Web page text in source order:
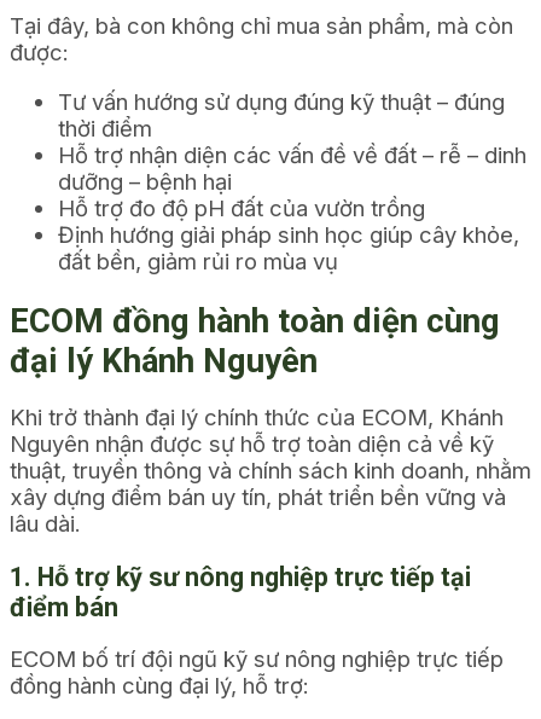
Tại đây, bà con không chỉ mua sản phẩm, mà còn
được:
Tư vấn hướng sử dụng đúng kỹ thuật – đúng
thời điểm
Hỗ trợ nhận diện các vấn đề về đất – rễ – dinh
dưỡng – bệnh hại
Hỗ trợ đo độ pH đất của vườn trồng
Định hướng giải pháp sinh học giúp cây khỏe,
đất bền, giảm rủi ro mùa vụ
ECOM đồng hành toàn diện cùng
đại lý Khánh Nguyên
Khi trở thành đại lý chính thức của ECOM, Khánh
Nguyên nhận được sự hỗ trợ toàn diện cả về kỹ
thuật, truyền thông và chính sách kinh doanh, nhằm
xây dựng điểm bán uy tín, phát triển bền vững và
lâu dài.
1. Hỗ trợ kỹ sư nông nghiệp trực tiếp tại
điểm bán
ECOM bố trí đội ngũ kỹ sư nông nghiệp trực tiếp
đồng hành cùng đại lý, hỗ trợ: